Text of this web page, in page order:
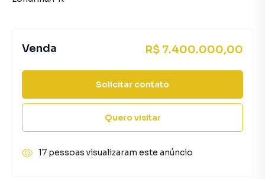
Venda R$ 7.400.000,00
Solicitar contato
Quero visitar
17 pessoas visualizaram este anúncio